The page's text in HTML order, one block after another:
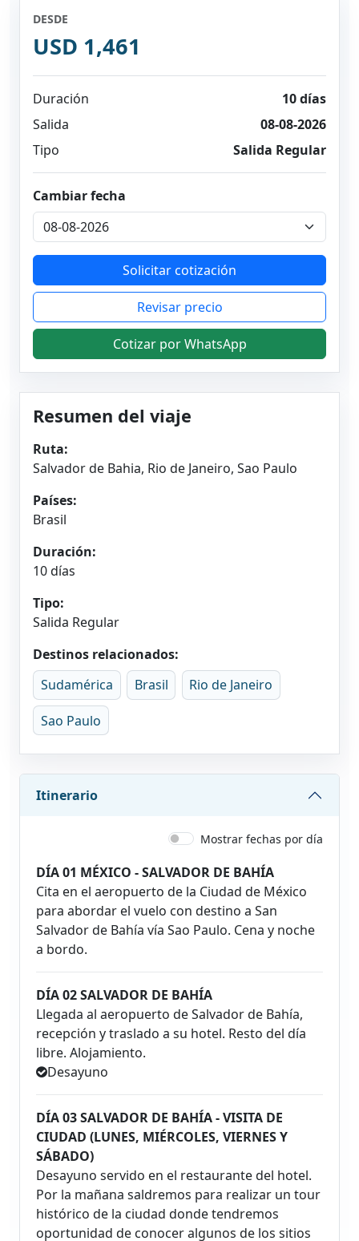
Resumen del viaje
Ruta:
Salvador de Bahia, Rio de Janeiro, Sao Paulo
Países:
Brasil
Duración:
10 días
Tipo:
Salida Regular
Destinos relacionados:
Sudamérica
Brasil Rio de Janeiro
Sao Paulo
Itinerario
Mostrar fechas por día
DÍA 01 MÉXICO - SALVADOR DE BAHÍA
Cita en el aeropuerto de la Ciudad de México
para abordar el vuelo con destino a San
Salvador de Bahía vía Sao Paulo. Cena y noche
a bordo.
DÍA 02 SALVADOR DE BAHÍA
Llegada al aeropuerto de Salvador de Bahía,
recepción y traslado a su hotel. Resto del día
libre. Alojamiento.
Desayuno
DÍA 03 SALVADOR DE BAHÍA - VISITA DE
CIUDAD (LUNES, MIÉRCOLES, VIERNES Y
SÁBADO)
Desayuno servido en el restaurante del hotel.
Por la mañana saldremos para realizar un tour
histórico de la ciudad donde tendremos
oportunidad de conocer algunos de los sitios
DESDE
USD 1,461
Duración
10 días
Salida
08-08-2026
Tipo
Salida Regular
Cambiar fecha
Solicitar cotización
Revisar precio
Cotizar por WhatsApp